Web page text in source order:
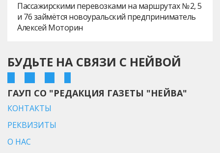
Пассажирскими перевозками на маршрутах № 2, 5
и 76 займётся новоуральский предприниматель
Алексей Моторин
БУДЬТЕ НА СВЯЗИ С НЕЙВОЙ
ГАУП СО "РЕДАКЦИЯ ГАЗЕТЫ "НЕЙВА"
КОНТАКТЫ
РЕКВИЗИТЫ
О НАС